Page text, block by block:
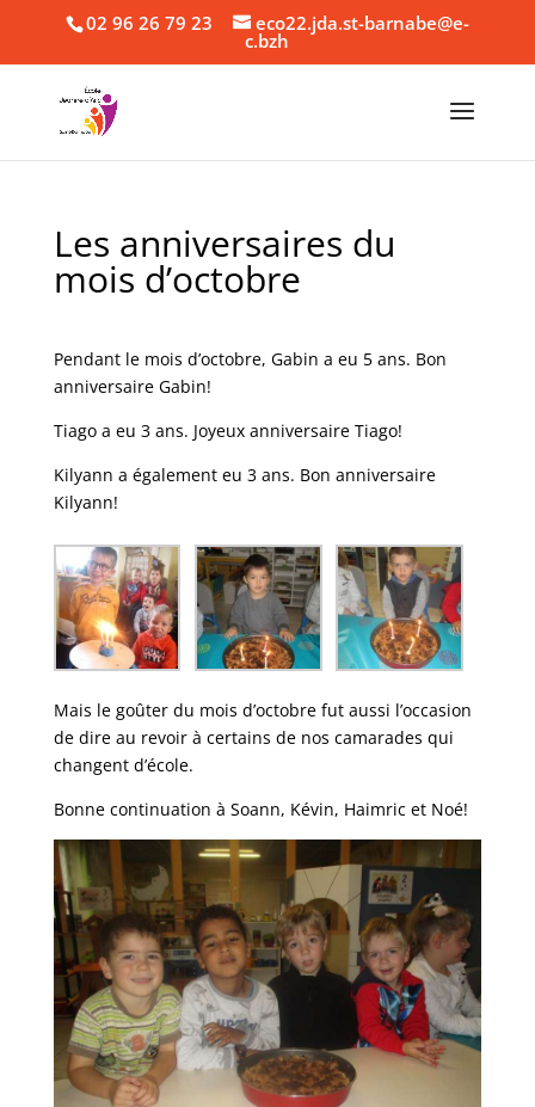
02 96 26 79 23 eco22.jda.st-barnabe@e-
c.bzh
Les anniversaires du
mois d’octobre
Pendant le mois d’octobre, Gabin a eu 5 ans. Bon
anniversaire Gabin!
Tiago a eu 3 ans. Joyeux anniversaire Tiago!
Kilyann a également eu 3 ans. Bon anniversaire
Kilyann!
Mais le goûter du mois d’octobre fut aussi l’occasion
de dire au revoir à certains de nos camarades qui
changent d’école.
Bonne continuation à Soann, Kévin, Haimric et Noé!